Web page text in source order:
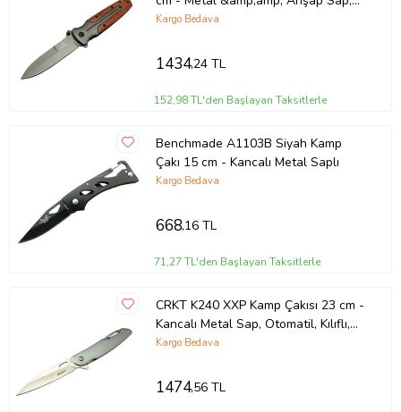
Çok Yönlü Kullanım:Kamp, doğa yürüyüşü, balıkçılık gibi
aktivitelerde kullanılabilir.
Koleksiyon:Şık tasarımıyla koleksiyonlarda yerini alabilir.
Kullanım Alanları
Misina kesme, olta tamiri gibi işlerde
Şık tasarımıyla koleksiyonlarda yerini alabilir.
Bakım
yağlanmalı ve temizlenmelidir.
kullanmalı ve aşındırıcı maddelerden kaçınmalısınız.
Tac-Force 1111-D Titanyum Gökkuşağı Kamp Çakısı, hem
görsel olarak etkileyici hem de işlevselliği yüksek bir üründür.
Titanyum gökkuşağı kaplama ile süslenmiş metal sapı ve yarı
otomatik açma mekanizmasıyla dikkat çeken bu çakı, hem günlük
kullanım hem de zorlu outdoor aktiviteleriniz için ideal bir
Kemerlikli
Kargo Bedava
1434,24 TL
152,98 TL'den Başlayan Taksitlerle
Benchmade A1103B Siyah Kamp
Çakı 15 cm - Kancalı Metal Saplı
Kargo Bedava
668,16 TL
71,27 TL'den Başlayan Taksitlerle
CRKT K240 XXP Kamp Çakısı 23 cm -
Kancalı Metal Sap, Otomatil, Kılıflı,
Kutulu
Kargo Bedava
1474,56 TL